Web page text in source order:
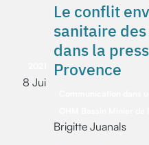
8 Jui
Le conflit
sanitaire
dans la
Provence
Brigitte Juanals